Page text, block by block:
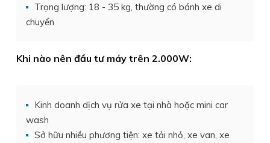
Trọng lượng: 18 - 35 kg, thường có bánh xe di
chuyển
Khi nào nên đầu tư máy trên 2.000W:
Kinh doanh dịch vụ rửa xe tại nhà hoặc mini car
wash
Sở hữu nhiều phương tiện: xe tải nhỏ, xe van, xe